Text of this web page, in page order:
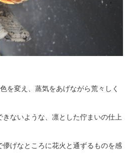
を変え、蒸気をあげながら荒々しく
ないような、凛とした佇まいの仕上
げなところに花火と通ずるものを感